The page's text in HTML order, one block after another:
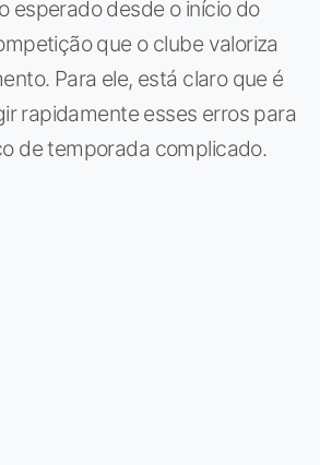
esperado desde o início do
que o clube valoriza
Para ele, está claro que é
rapidamente esses erros para
de temporada complicado.